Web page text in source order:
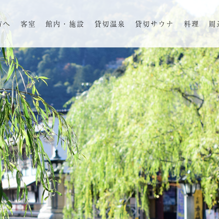
へ 客室 館内・施設 貸切温泉 貸切サウナ 料理 周